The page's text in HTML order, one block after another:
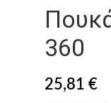
360
25,81 €